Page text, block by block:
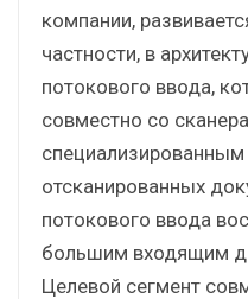
компании,
частности, в
потокового ввода,
совместно со
отсканированных
потокового ввода
большим входящим
Целевой сегмент